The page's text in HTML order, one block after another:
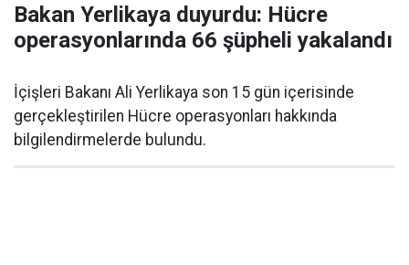
Bakan Yerlikaya duyurdu: Hücre
operasyonlarında 66 şüpheli yakalandı
İçişleri Bakanı Ali Yerlikaya son 15 gün içerisinde
gerçekleştirilen Hücre operasyonları hakkında
bilgilendirmelerde bulundu.